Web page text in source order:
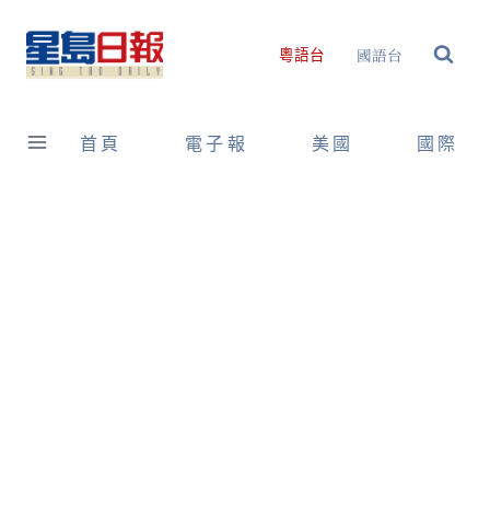
content
粵語台 國語台
首頁 電子報 美國 國際